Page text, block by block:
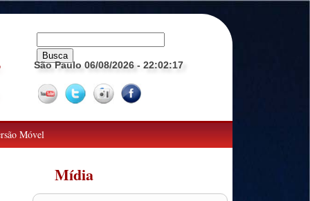
São Paulo 06/08/2026 - 22:02:18
Móvel
Mídia